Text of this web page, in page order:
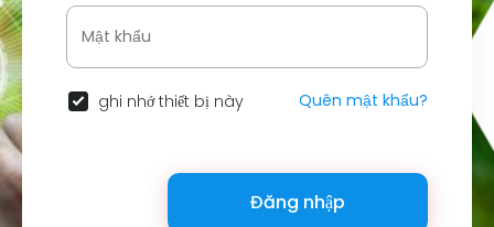
ghi nhớ thiết bị này Quên mật khẩu?
Đăng nhập